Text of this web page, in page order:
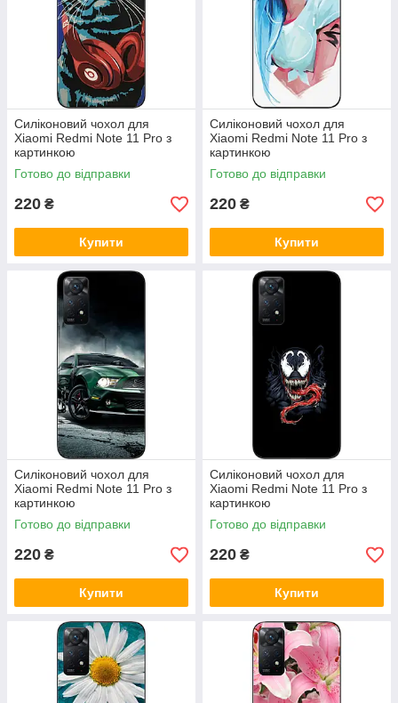
Силіконовий чохол для
Xiaomi Redmi Note 11 Pro з
картинкою
Готово до відправки
220 ₴
Купити
Силіконовий чохол для
Xiaomi Redmi Note 11 Pro з
картинкою
Готово до відправки
220 ₴
Купити
Силіконовий чохол для
Xiaomi Redmi Note 11 Pro з
картинкою
Готово до відправки
220 ₴
Купити
Силіконовий чохол для
Xiaomi Redmi Note 11 Pro з
картинкою
Готово до відправки
220 ₴
Купити